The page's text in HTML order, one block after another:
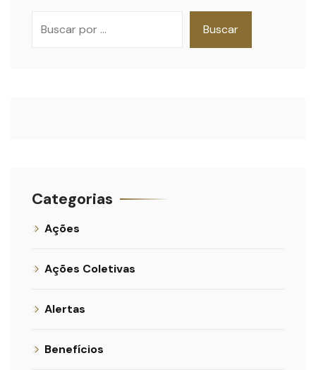
Buscar
Categorias
Ações
Ações Coletivas
Alertas
Benefícios